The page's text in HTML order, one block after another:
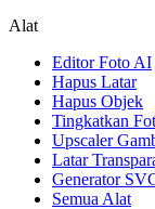
Alat
Editor Foto AI
Hapus Latar
Hapus Objek
Tingkatkan
Upscaler
Latar
Generator
Semua Alat